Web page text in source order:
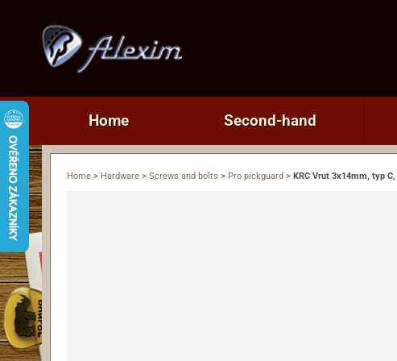
Home Second-hand
Home > Hardware > Screws and bolts > Pro pickguard > KRC Vrut 3x14mm, typ C,